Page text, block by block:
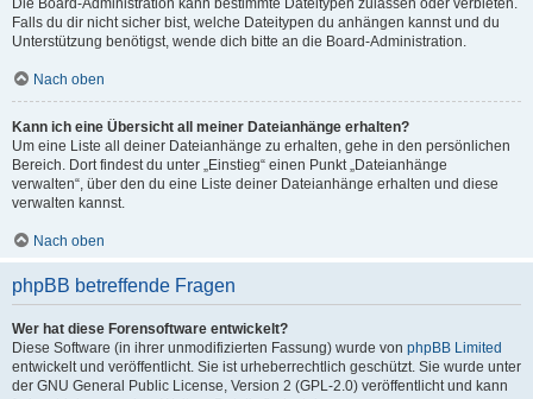
Die Board-Administration kann bestimmte Dateitypen zulassen oder verbieten.
Falls du dir nicht sicher bist, welche Dateitypen du anhängen kannst und du
Unterstützung benötigst, wende dich bitte an die Board-Administration.
Nach oben
Kann ich eine Übersicht all meiner Dateianhänge erhalten?
Um eine Liste all deiner Dateianhänge zu erhalten, gehe in den persönlichen
Bereich. Dort findest du unter „Einstieg“ einen Punkt „Dateianhänge
verwalten“, über den du eine Liste deiner Dateianhänge erhalten und diese
verwalten kannst.
Nach oben
phpBB betreffende Fragen
Wer hat diese Forensoftware entwickelt?
Diese Software (in ihrer unmodifizierten Fassung) wurde von phpBB Limited
entwickelt und veröffentlicht. Sie ist urheberrechtlich geschützt. Sie wurde unter
der GNU General Public License, Version 2 (GPL-2.0) veröffentlicht und kann